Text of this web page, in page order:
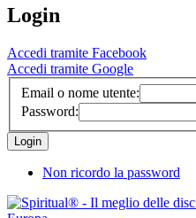
Login
Accedi tramite Facebook
Accedi tramite Google
Email o nome utente:
Password:
Non ricordo la password